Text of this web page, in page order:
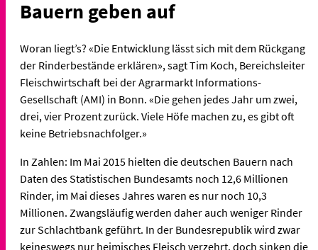
Bauern geben auf
Woran liegt’s? «Die Entwicklung lässt sich mit dem Rückgang
der Rinderbestände erklären», sagt Tim Koch, Bereichsleiter
Fleischwirtschaft bei der Agrarmarkt Informations-
Gesellschaft (AMI) in Bonn. «Die gehen jedes Jahr um zwei,
drei, vier Prozent zurück. Viele Höfe machen zu, es gibt oft
keine Betriebsnachfolger.»
In Zahlen: Im Mai 2015 hielten die deutschen Bauern nach
Daten des Statistischen Bundesamts noch 12,6 Millionen
Rinder, im Mai dieses Jahres waren es nur noch 10,3
Millionen. Zwangsläufig werden daher auch weniger Rinder
zur Schlachtbank geführt. In der Bundesrepublik wird zwar
keineswegs nur heimisches Fleisch verzehrt, doch sinken die